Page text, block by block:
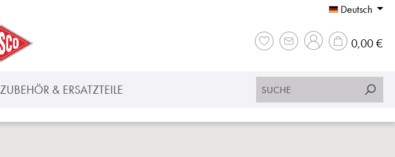
Deutsch
0,00 €
ZUBEHÖR & ERSATZTEILE